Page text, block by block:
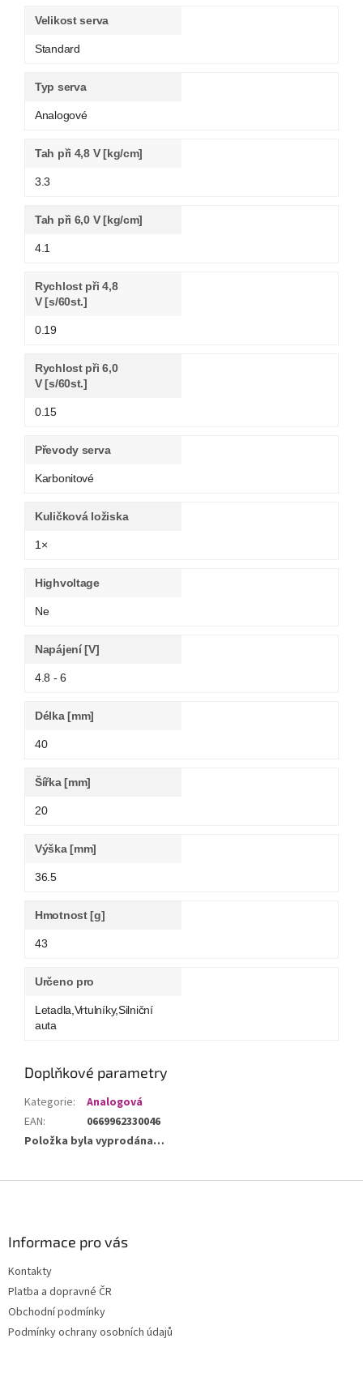
Velikost serva
Standard
Typ serva
Analogové
Tah při 4,8 V [kg/cm]
3.3
Tah při 6,0 V [kg/cm]
4.1
Rychlost při 4,8
V [s/60st.]
0.19
Rychlost při 6,0
V [s/60st.]
0.15
Převody serva
Karbonitové
Kuličková ložiska
1×
Highvoltage
Ne
Napájení [V]
4.8 - 6
Délka [mm]
40
Šířka [mm]
20
Výška [mm]
36.5
Hmotnost [g]
43
Určeno pro
Letadla,Vrtulníky,Silniční
auta
Doplňkové parametry
Kategorie:
Analogová
EAN:
0669962330046
Položka byla vyprodána…
Informace pro vás
Kontakty
Platba a dopravné ČR
Obchodní podmínky
Podmínky ochrany osobních údajů